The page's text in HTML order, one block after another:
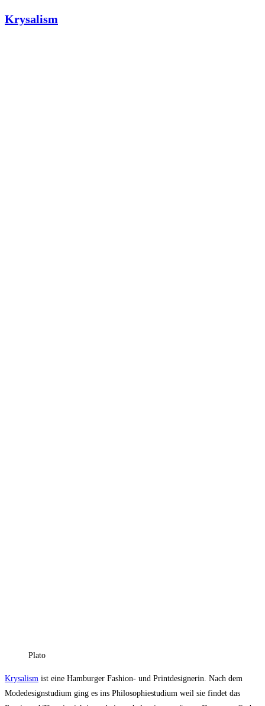
Krysalism
Plato
Krysalism ist eine Hamburger Fashion- und Printdesignerin. Nach dem
Modedesignstudium ging es ins Philosophiestudium weil sie findet das